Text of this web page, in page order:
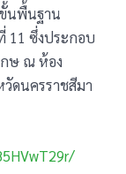
นพื้นฐาน
11 ซึ่งประกอบ
กษ ณ ห้อง
ดนครราชสีมา